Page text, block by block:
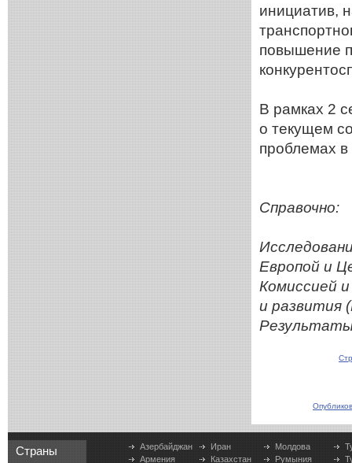
инициатив,
повышение
В рамках 2
о текущем
проблемах в
Справочно:
Европой и
Комиссией
и развития
Страны
Азербайджан
Армения
Иран
Казахстан
Молдова
Румыния